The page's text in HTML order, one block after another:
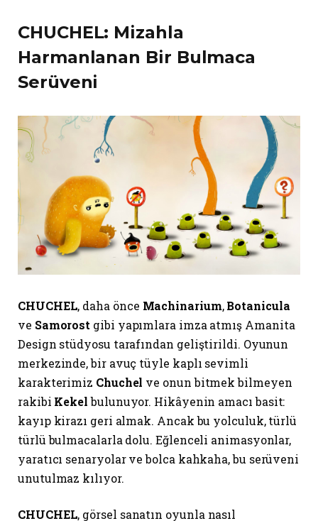
CHUCHEL: Mizahla
Harmanlanan Bir Bulmaca
Serüveni
CHUCHEL, daha önce Machinarium,Botanicula
ve Samorost gibi yapımlara imza atmış Amanita
Design stüdyosu tarafından geliştirildi. Oyunun
merkezinde, bir avuç tüyle kaplı sevimli
karakterimiz Chuchel ve onun bitmek bilmeyen
rakibi Kekelbulunuyor. Hikâyenin amacı basit:
kayıp kirazı geri almak. Ancak bu yolculuk, türlü
türlü bulmacalarla dolu. Eğlenceli animasyonlar,
yaratıcı senaryolar ve bolca kahkaha, bu serüveni
unutulmaz kılıyor.
CHUCHEL, görsel sanatın oyunla nasıl